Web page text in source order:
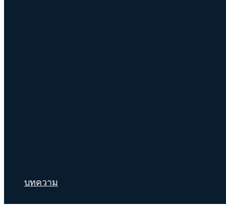
บทความ